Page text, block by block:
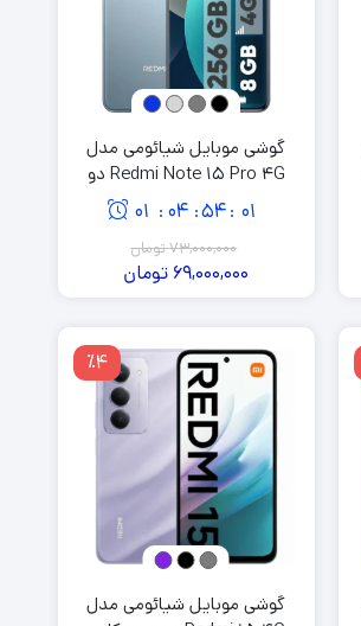
گوشی موبایل شیائومی مدل
Redmi Note 15 Pro 4G دو
سیم کارت ظرفیت 256 گیگابایت
00
:
54
:
04
:
01
73,000,000تومان
69,000,000 تومان
٪4
گوشی موبایل شیائومی مدل